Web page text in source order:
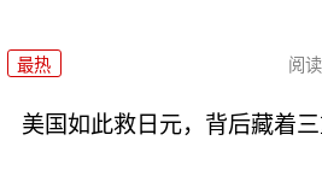
最热 阅读
美国如此救日元，背后藏着三